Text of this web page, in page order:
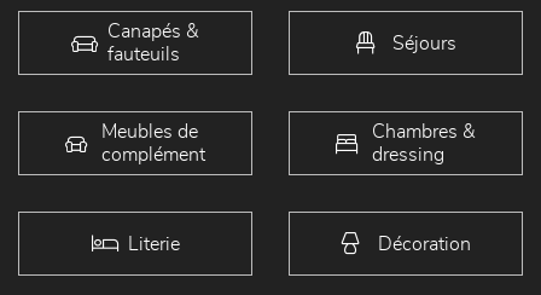
Canapés &
fauteuils
Séjours
Meubles de
complément
Chambres &
dressing
Literie Décoration